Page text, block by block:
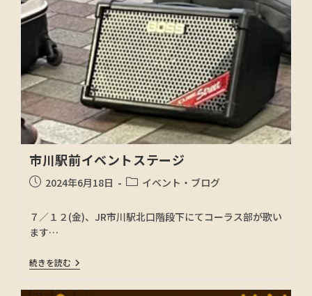
市川駅前イベントステージ
2024年6月18日 イベント・ブログ
７／１２(金)、JR市川駅北口階段下にてコーラス部が歌い
ます…
続きを読む